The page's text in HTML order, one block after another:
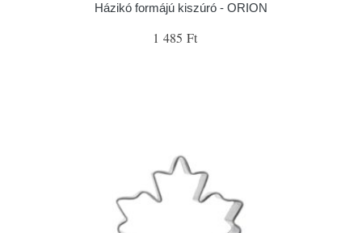
Házikó formájú kiszúró - ORION
1 485 Ft